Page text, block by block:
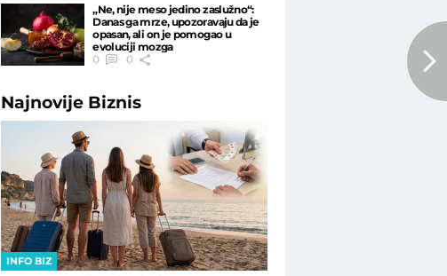
„Ne, nije meso jedino zaslužno“:
Danas ga mrze, upozoravaju da je
opasan, ali on je pomogao u
evoluciji mozga
0
0
Najnovije Biznis
INFO BIZ